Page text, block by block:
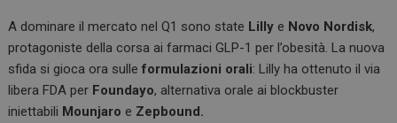
A dominare il mercato nel Q1 sono state Lillye Novo Nordisk,
protagoniste della corsa ai farmaci GLP-1 per l’obesità. La nuova
sfida si gioca ora sulleformulazioni orali: Lilly ha ottenuto il via
libera FDA per Foundayo, alternativa orale ai blockbuster
iniettabili Mounjaro e Zepbound.